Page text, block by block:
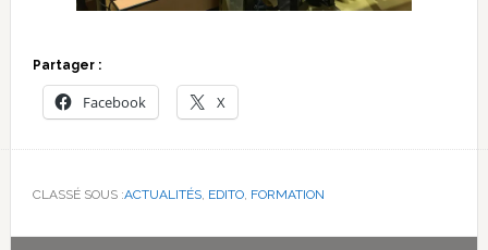
Partager :
Facebook X
CLASSÉ SOUS :ACTUALITÉS, EDITO, FORMATION